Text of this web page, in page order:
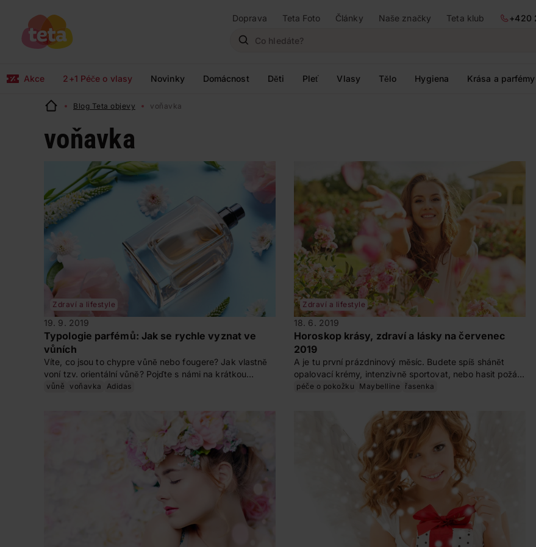
Doprava Teta Foto Články Naše značky Teta klub
+420
Akce 2+1 Péče o vlasy Novinky Domácnost Děti Pleť Vlasy Tělo Hygiena Krása a parfémy
Blog Teta objevy voňavka
voňavka
Zdraví a lifestyle
19. 9. 2019
Typologie parfémů: Jak se rychle vyznat ve
vůních
Víte, co jsou to chypre vůně nebo fougere? Jak vlastně
voní tzv. orientální vůně? Pojďte s námi na krátkou
procházku do světa vůní a zorientujte se v parfémech. A
vůně voňavka Adidas
Zdraví a lifestyle
18. 6. 2019
Horoskop krásy, zdraví a lásky na červenec
2019
A je tu první prázdninový měsíc. Budete spíš shánět
opalovací krémy, intenzivně sportovat, nebo hasit požáry
ve vztazích? Podrobnosti právě pro vás se dočtete u
péče o pokožku Maybelline řasenka